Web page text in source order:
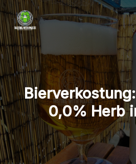
Zum
Inhalt
springen
0,0% Herb